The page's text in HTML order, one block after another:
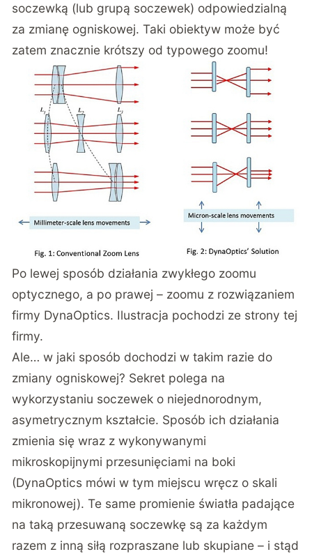
soczewką (lub grupą soczewek) odpowiedzialną
za zmianę ogniskowej. Taki obiektyw może być
zatem znacznie krótszy od typowego zoomu!
Po lewej sposób działania zwykłego zoomu
optycznego, a po prawej – zoomu z rozwiązaniem
firmy DynaOptics. Ilustracja pochodzi ze strony tej
firmy.
Ale… w jaki sposób dochodzi w takim razie do
zmiany ogniskowej? Sekret polega na
wykorzystaniu soczewek o niejednorodnym,
asymetrycznym kształcie. Sposób ich działania
zmienia się wraz z wykonywanymi
mikroskopijnymi przesunięciami na boki
(DynaOptics mówi w tym miejscu wręcz o skali
mikronowej). Te same promienie światła padające
na taką przesuwaną soczewkę są za każdym
razem z inną siłą rozpraszane lub skupiane – i stąd